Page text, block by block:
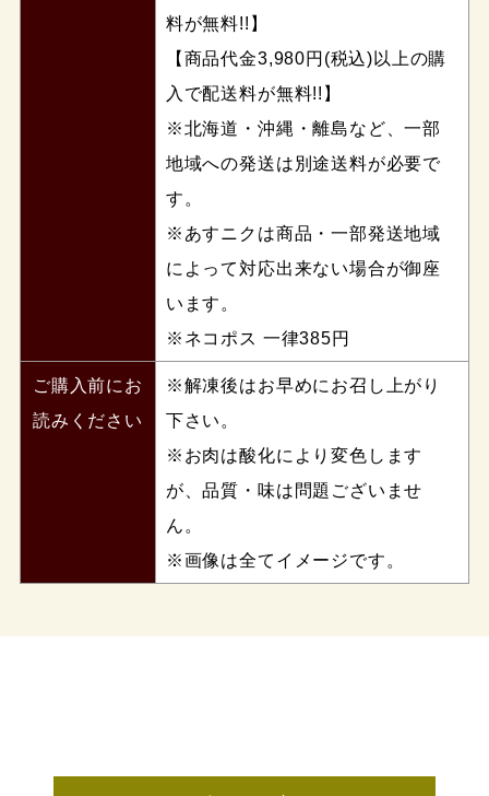
料が無料!!】
【商品代金3,980円(税込)以上の購
入で配送料が無料!!】
※北海道・沖縄・離島など、一部
地域への発送は別途送料が必要で
す。
※あすニクは商品・一部発送地域
によって対応出来ない場合が御座
います。
※ネコポス 一律385円
ご購入前にお
読みください
※解凍後はお早めにお召し上がり
下さい。
※お肉は酸化により変色します
が、品質・味は問題ございませ
ん。
※画像は全てイメージです。